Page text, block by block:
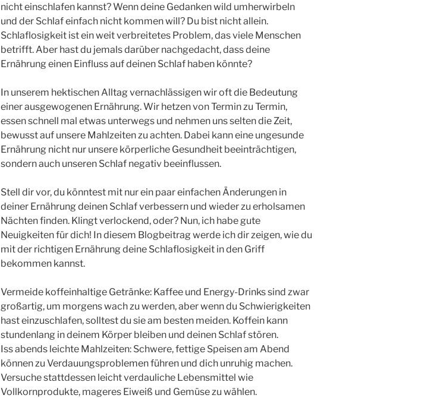
nicht einschlafen kannst? Wenn deine Gedanken wild umherwirbeln
und der Schlaf einfach nicht kommen will? Du bist nicht allein.
Schlaflosigkeit ist ein weit verbreitetes Problem, das viele Menschen
betrifft. Aber hast du jemals darüber nachgedacht, dass deine
Ernährung einen Einfluss auf deinen Schlaf haben könnte?
In unserem hektischen Alltag vernachlässigen wir oft die Bedeutung
einer ausgewogenen Ernährung. Wir hetzen von Termin zu Termin,
essen schnell mal etwas unterwegs und nehmen uns selten die Zeit,
bewusst auf unsere Mahlzeiten zu achten. Dabei kann eine ungesunde
Ernährung nicht nur unsere körperliche Gesundheit beeinträchtigen,
sondern auch unseren Schlaf negativ beeinflussen.
Stell dir vor, du könntest mit nur ein paar einfachen Änderungen in
deiner Ernährung deinen Schlaf verbessern und wieder zu erholsamen
Nächten finden. Klingt verlockend, oder? Nun, ich habe gute
Neuigkeiten für dich! In diesem Blogbeitrag werde ich dir zeigen, wie du
mit der richtigen Ernährung deine Schlaflosigkeit in den Griff
bekommen kannst.
Vermeide koffeinhaltige Getränke: Kaffee und Energy-Drinks sind zwar
großartig, um morgens wach zu werden, aber wenn du Schwierigkeiten
hast einzuschlafen, solltest du sie am besten meiden. Koffein kann
stundenlang in deinem Körper bleiben und deinen Schlaf stören.
Iss abends leichte Mahlzeiten: Schwere, fettige Speisen am Abend
können zu Verdauungsproblemen führen und dich unruhig machen.
Versuche stattdessen leicht verdauliche Lebensmittel wie
Vollkornprodukte, mageres Eiweiß und Gemüse zu wählen.